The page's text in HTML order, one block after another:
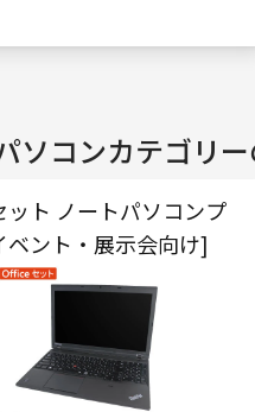
ソコンカテゴリ
ト ノートパソコンプ
ベント・展示会向け]